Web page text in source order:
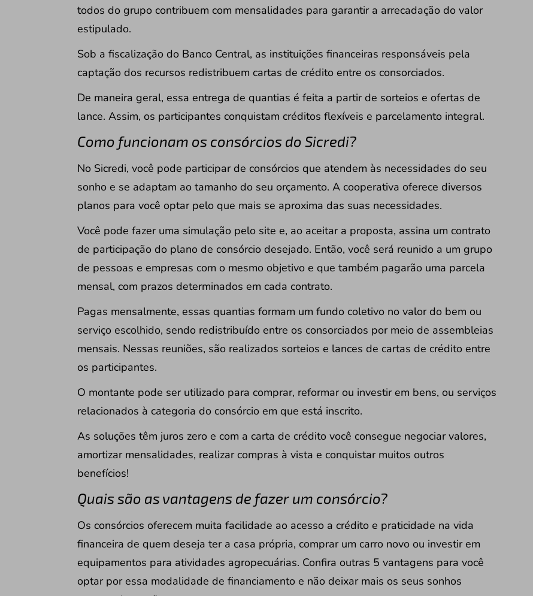
todos do grupo contribuem com mensalidades para garantir a arrecadação do valor
estipulado.
Sob a fiscalização do Banco Central, as instituições financeiras responsáveis pela
captação dos recursos redistribuem cartas de crédito entre os consorciados.
De maneira geral, essa entrega de quantias é feita a partir de sorteios e ofertas de
lance. Assim, os participantes conquistam créditos flexíveis e parcelamento integral.
Como funcionam os consórcios do Sicredi?
No Sicredi, você pode participar de consórcios que atendem às necessidades do seu
sonho e se adaptam ao tamanho do seu orçamento. A cooperativa oferece diversos
planos para você optar pelo que mais se aproxima das suas necessidades.
Você pode fazer uma simulaçãopelo site e, ao aceitar a proposta, assina um contrato
de participação do plano de consórcio desejado. Então, você será reunido a um grupo
de pessoas e empresas com o mesmo objetivo e que também pagarão uma parcela
mensal, com prazos determinados em cada contrato.
Pagas mensalmente, essas quantias formam um fundo coletivo no valor do bem ou
serviço escolhido, sendo redistribuído entre os consorciados por meio de assembleias
mensais. Nessas reuniões, são realizados sorteios e lances de cartas de crédito entre
os participantes.
O montante pode ser utilizado para comprar, reformar ou investir em bens, ou serviços
relacionados à categoria do consórcio em que está inscrito.
As soluções têm juros zero e com a carta de crédito você consegue negociar valores,
amortizar mensalidades, realizar compras à vista e conquistar muitos outros
benefícios!
Quais são as vantagens de fazer um consórcio?
Os consórcios oferecem muita facilidade ao acesso a crédito e praticidade na vida
financeira de quem deseja ter a casa própria, comprar um carro novo ou investir em
equipamentos para atividades agropecuárias. Confira outras 5 vantagens para você
optar por essa modalidade de financiamento e não deixar mais os seus sonhos